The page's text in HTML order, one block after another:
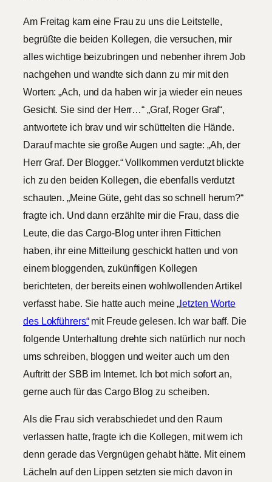
Am Freitag kam eine Frau zu uns die Leitstelle,
begrüßte die beiden Kollegen, die versuchen, mir
alles wichtige beizubringen und nebenher ihrem Job
nachgehen und wandte sich dann zu mir mit den
Worten: „Ach, und da haben wir ja wieder ein neues
Gesicht. Sie sind der Herr…“ „Graf, Roger Graf“,
antwortete ich brav und wir schüttelten die Hände.
Darauf machte sie große Augen und sagte: „Ah, der
Herr Graf. Der Blogger.“ Vollkommen verdutzt blickte
ich zu den beiden Kollegen, die ebenfalls verdutzt
schauten. „Meine Güte, geht das so schnell herum?“
fragte ich. Und dann erzählte mir die Frau, dass die
Leute, die das Cargo-Blog unter ihren Fittichen
haben, ihr eine Mitteilung geschickt hatten und von
einem bloggenden, zukünftigen Kollegen
berichteten, der bereits einen wohlwollenden Artikel
verfasst habe. Sie hatte auch meine „letzten Worte
des Lokführers“mit Freude gelesen. Ich war baff. Die
folgende Unterhaltung drehte sich natürlich nur noch
ums schreiben, bloggen und weiter auch um den
Auftritt der SBB im Internet. Ich bot mich sofort an,
gerne auch für das Cargo Blog zu scheiben.
Als die Frau sich verabschiedet und den Raum
verlassen hatte, fragte ich die Kollegen, mit wem ich
denn gerade das Vergnügen gehabt hätte. Mit einem
Lächeln auf den Lippen setzten sie mich davon in